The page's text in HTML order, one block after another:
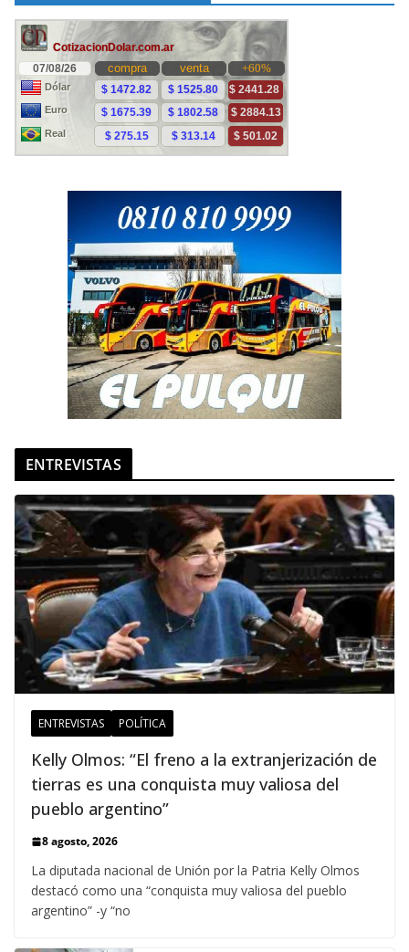
ENTREVISTAS
ENTREVISTAS POLÍTICA
Kelly Olmos: “El freno a la extranjerización de
tierras es una conquista muy valiosa del
pueblo argentino”
8 agosto, 2026
La diputada nacional de Unión por la Patria Kelly Olmos
destacó como una “conquista muy valiosa del pueblo
argentino” -y “no